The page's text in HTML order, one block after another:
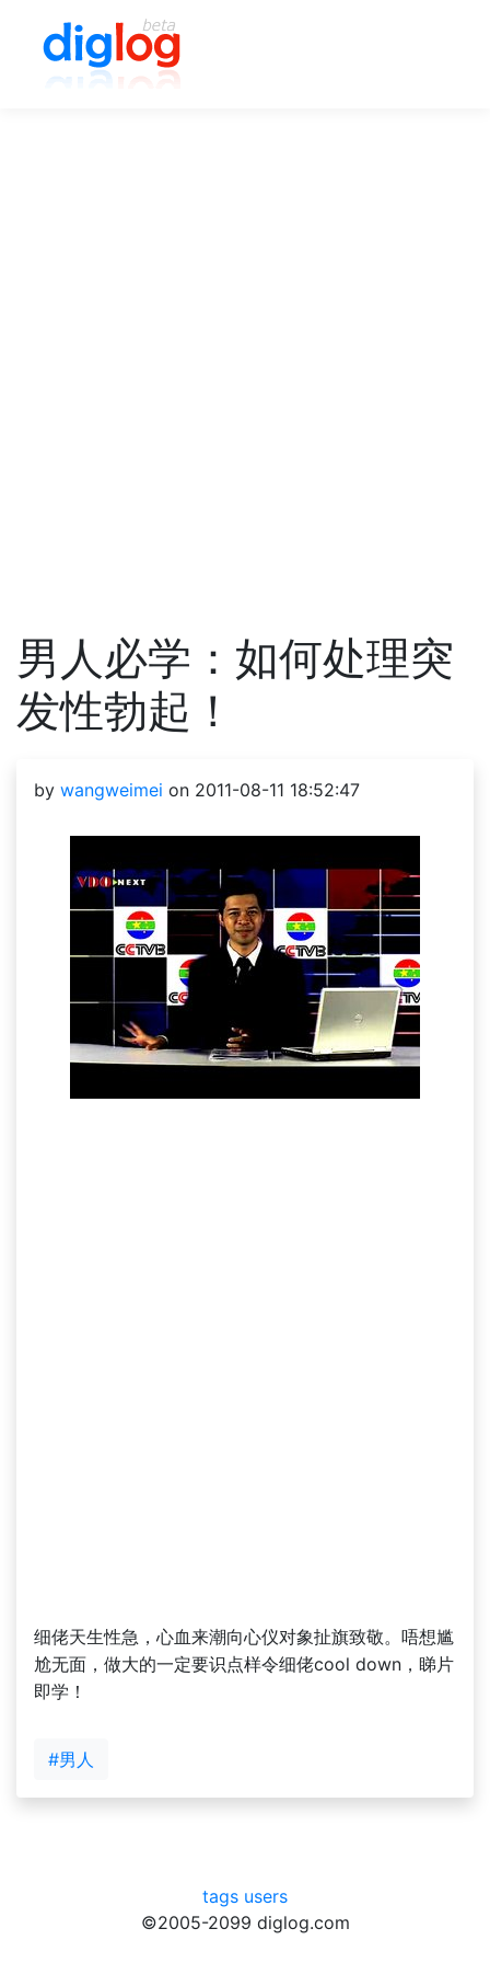
男人必学：如何处理突
发性勃起！
by wangweimei on 2011-08-11 18:52:47
细佬天生性急，心血来潮向心仪对象扯旗致敬。唔想尴
尬无面，做大的一定要识点样令细佬cool down，睇片
即学！
#男人
tags users
©2005-2099 diglog.com